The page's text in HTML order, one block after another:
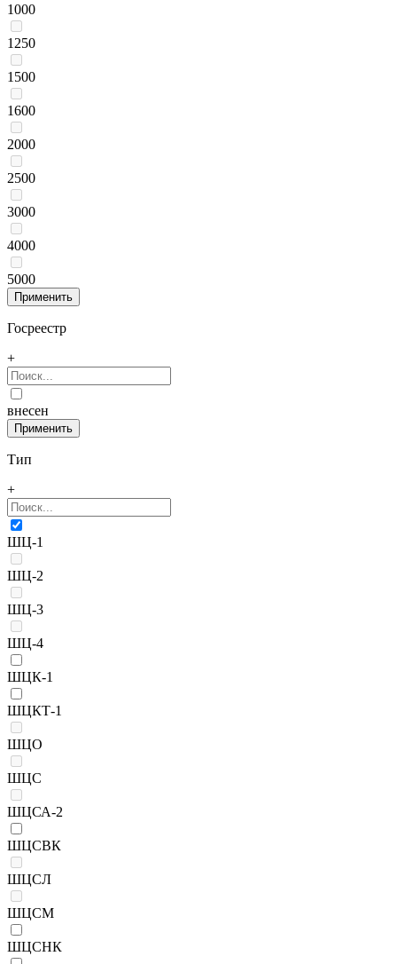
1000
1250
1500
1600
2000
2500
3000
4000
5000
Госреестр
+
внесен
Тип
+
ШЦ-1
ШЦ-2
ШЦ-3
ШЦ-4
ШЦК-1
ШЦКТ-1
ШЦО
ШЦС
ШЦСА-2
ШЦСВК
ШЦСЛ
ШЦСМ
ШЦСНК